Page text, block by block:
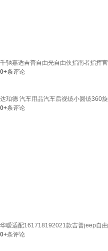
千驰嘉适吉普自由光自由侠指南者指挥
0+条评论
达珀德 汽车用品汽车后视镜小圆镜360
0+条评论
华暧适配161718192021款吉普jeep自
0+条评论